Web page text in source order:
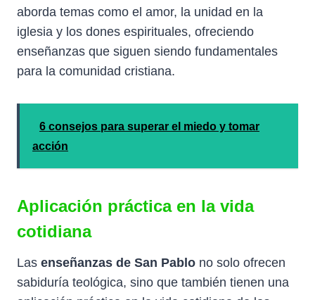
aborda temas como el amor, la unidad en la
iglesia y los dones espirituales, ofreciendo
enseñanzas que siguen siendo fundamentales
para la comunidad cristiana.
6 consejos para superar el miedo y tomar
acción
Aplicación práctica en la vida
cotidiana
Las enseñanzas de San Pablo no solo ofrecen
sabiduría teológica, sino que también tienen una